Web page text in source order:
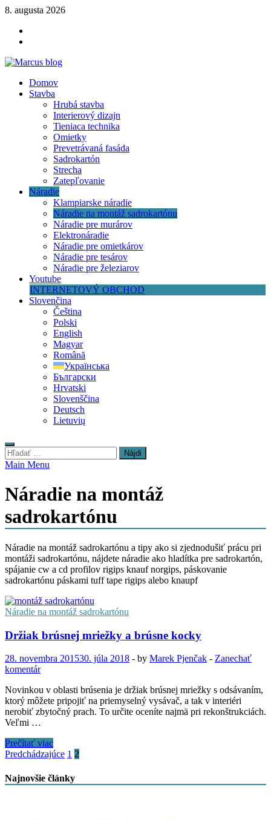
Skip
content
8. augusta 2026
NÁRADIE
Marcus blog
Stavebné profily, náradie, izolácie
Domov
Stavba
Hrubá stavba
Interierový dizajn
Tieniaca technika
Omietky
Prevetrávaná fasáda
Sadrokartón
Strecha
Zatepľovanie
Náradie
Klampiarske náradie
Náradie na montáž sadrokartónu
Náradie pre murárov
Elektronáradie
Náradie pre omietkárov
Náradie pre tesárov
Náradie pre železiarov
Youtube
INTERNETOVÝ OBCHOD
Slovenčina
Čeština
Polski
English
Magyar
Română
Українська
Български
Hrvatski
Slovenščina
Deutsch
Lietuvių
Hľadať:
Main Menu
Náradie na montáž
sadrokartónu
Náradie na montáž sadrokartónu a tipy ako si zjednodušiť prácu pri
montáži sadrokartónu, nájdete náradie ako hladítka pre sadrokartón,
spájanie cw a cd profilov rigips knauf norgips, páskovanie
sadrokartónu páskami tuff tape rigips alebo knaupf
Náradie na montáž sadrokartónu
Držiak brúsnej mriežky a brúsne kocky
28. novembra 201530. júla 2018 - by Marek Pjenčak - Zanechať
komentár
Novinkou v oblasti brúsenia je držiak brúsnej mriežky s odsávaním,
ktorý môžete pripojiť na priemyselný vysávač, a tak v interiéri
nerobiť zbytočný prach. To určite oceníte najmä pri rekonštrukciách.
Veľmi …
Držiak
brúsnej
a
brúsne
Prečítať viac
Stránkovanie
príspevkov
Predchádzajúce 1 2
Najnovšie články